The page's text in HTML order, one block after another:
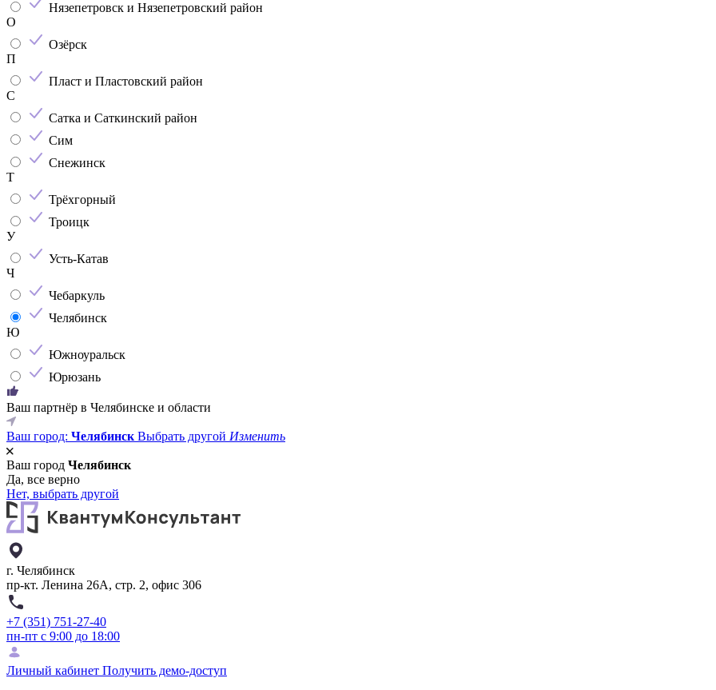
Нязепетровск и Нязепетровский район
О
Озёрск
П
Пласт и Пластовский район
С
Сатка и Саткинский район
Сим
Снежинск
Т
Трёхгорный
Троицк
У
Усть-Катав
Ч
Чебаркуль
Челябинск
Ю
Южноуральск
Юрюзань
Ваш партнёр в Челябинске и области
Ваш город: Челябинск Выбрать другой Изменить
Ваш город Челябинск
Да, все верно
Нет, выбрать другой
г. Челябинск
пр-кт. Ленина 26А, стр. 2, офис 306
+7 (351) 751-27-40
пн-пт с 9:00 до 18:00
Личный кабинет Получить демо-доступ